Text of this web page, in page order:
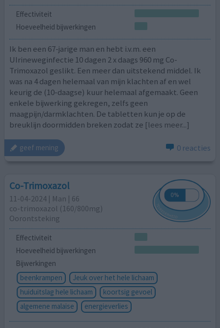
Effectiviteit
Hoeveelheid bijwerkingen
Ik ben een 67-jarige man en hebt i.v.m. een
UIrineweginfectie 10 dagen 2 x daags 960 mg Co-
Trimoxazol geslikt. Een meer dan uitstekend middel. Ik
was na 4 dagen helemaal van mijn klachten af en wel
keurig de (10-daagse) kuur helemaal afgemaakt. Geen
enkele bijwerking gekregen, zelfs geen
maagpijn/darmklachten. De tabletten kun je op de
breuklijn doormidden breken zodat ze [lees meer...]
geef mening 0 reacties
Co-Trimoxazol
11-04-2024 | Man | 66
co-trimoxazol (160/800mg)
Oorontsteking
Effectiviteit
Hoeveelheid bijwerkingen
Bijwerkingen
beenkrampen
Jeuk over het hele lichaam
huiduitslag hele lichaam
koortsig gevoel
algemene malaise
energieverlies